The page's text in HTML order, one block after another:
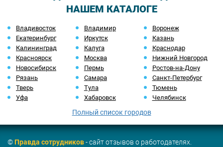
НАШЕМ КАТАЛОГЕ
Владивосток Владимир
Воронеж
Екатеринбург
Иркутск
Казань
Калининград
Калуга
Краснодар
Красноярск
Москва
Нижний Новгород
Новосибирск
Пермь
Ростов-на-Дону
Рязань
Самара
Санкт-Петербург
Тверь
Тула
Тюмень
Уфа
Хабаровск Челябинск
Полный список городов
©Правда сотрудников- сайт отзывов о работодателях.